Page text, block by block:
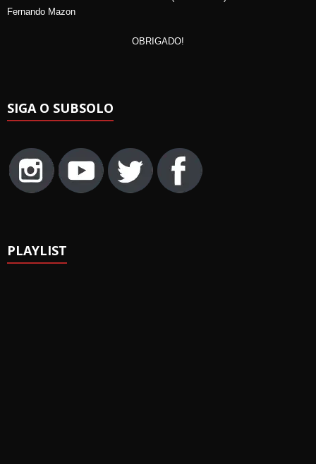
Fernando Mazon
OBRIGADO!
SIGA O SUBSOLO
PLAYLIST